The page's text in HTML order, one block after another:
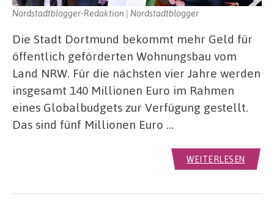
Nordstadtblogger-Redaktion | Nordstadtblogger
Die Stadt Dortmund bekommt mehr Geld für
öffentlich geförderten Wohnungsbau vom
Land NRW. Für die nächsten vier Jahre werden
insgesamt 140 Millionen Euro im Rahmen
eines Globalbudgets zur Verfügung gestellt.
Das sind fünf Millionen Euro …
WEITERLESEN